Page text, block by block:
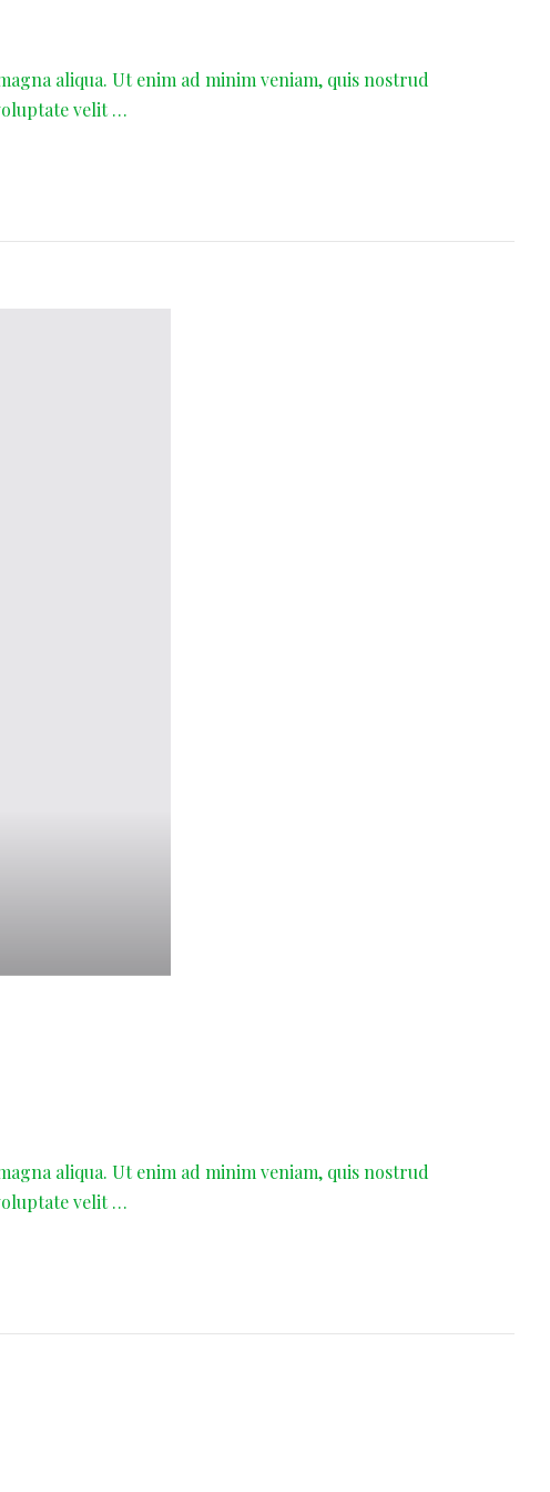
aliqua. Ut enim ad minim veniam, quis nostrud
velit …
aliqua. Ut enim ad minim veniam, quis nostrud
velit …